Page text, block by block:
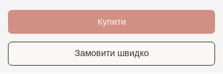
Купити
Замовити швидко